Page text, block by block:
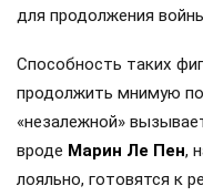
для продолжения
Способность таких
продолжить мнимую
«незалежной»
вроде Марин Ле Пен,
лояльно, готовятся к